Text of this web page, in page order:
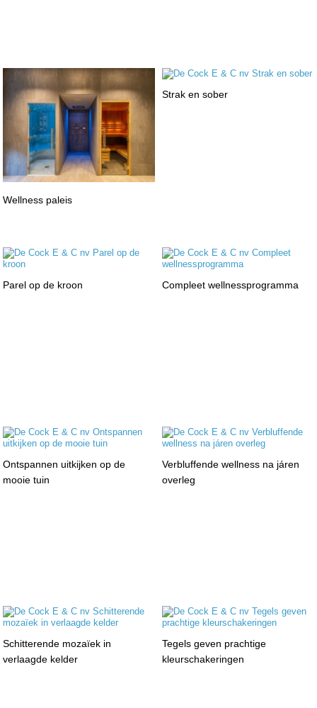
Wellness paleis
Strak en sober
Parel op de kroon Compleet wellnessprogramma
Ontspannen uitkijken op de
mooie tuin
Verbluffende wellness na járen
overleg
Schitterende mozaïek in
verlaagde kelder
Tegels geven prachtige
kleurschakeringen